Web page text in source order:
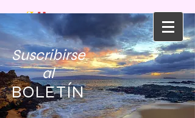
Suscribirse
al
BOLETÍN